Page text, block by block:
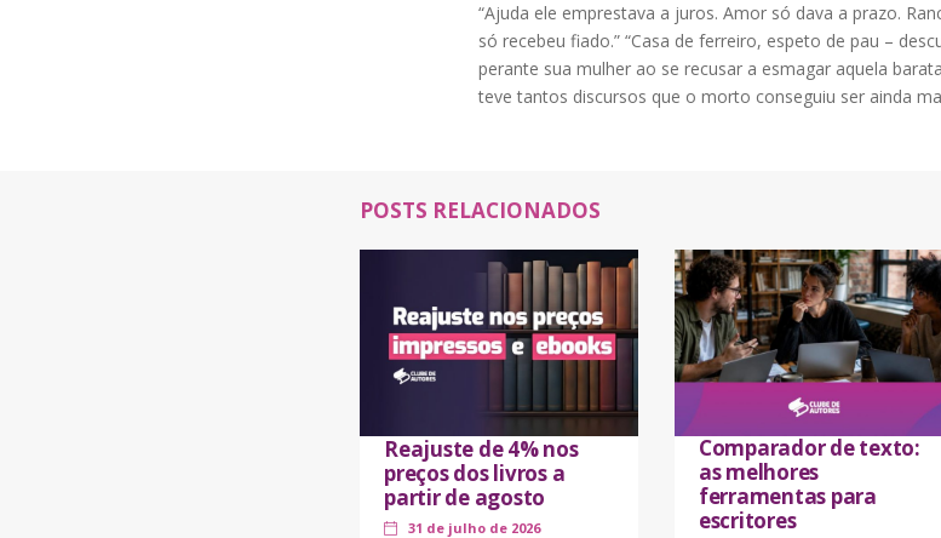
“Ajuda ele emprestava a juros. Amor só dava a prazo.
só recebeu fiado.” “Casa de ferreiro, espeto de pau –
perante sua mulher ao se recusar a esmagar aquela
teve tantos discursos que o morto conseguiu ser ainda
POSTS RELACIONADOS
Reajuste de 4% nos
preços dos livros a
partir de agosto
31 de julho de 2026
Comparador de texto:
as melhores
ferramentas para
escritores